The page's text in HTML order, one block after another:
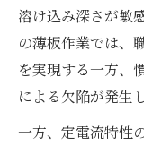
溶け込み深さが敏
の薄板作業では、
を実現する一方、
による欠陥が発生
一方、定電流特性